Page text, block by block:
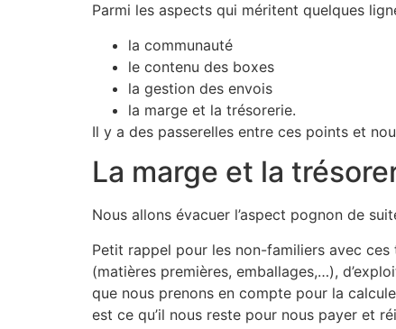
Parmi les aspects qui méritent quelques
la communauté
le contenu des boxes
la gestion des envois
la marge et la trésorerie.
Il y a des passerelles entre ces points et
La marge et la
Nous allons évacuer l’aspect pognon de
Petit rappel pour les non-familiers avec ces
(matières premières, emballages,…),
que nous prenons en compte pour la
est ce qu’il nous reste pour nous payer et